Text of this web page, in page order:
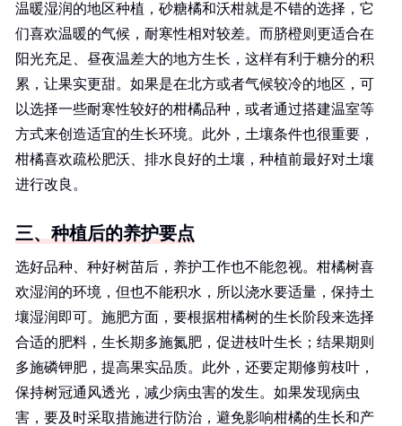
温暖湿润的地区种植，砂糖橘和沃柑就是不错的选择，它
们喜欢温暖的气候，耐寒性相对较差。而脐橙则更适合在
阳光充足、昼夜温差大的地方生长，这样有利于糖分的积
累，让果实更甜。如果是在北方或者气候较冷的地区，可
以选择一些耐寒性较好的柑橘品种，或者通过搭建温室等
方式来创造适宜的生长环境。此外，土壤条件也很重要，
柑橘喜欢疏松肥沃、排水良好的土壤，种植前最好对土壤
进行改良。
三、种植后的养护要点
选好品种、种好树苗后，养护工作也不能忽视。柑橘树喜
欢湿润的环境，但也不能积水，所以浇水要适量，保持土
壤湿润即可。施肥方面，要根据柑橘树的生长阶段来选择
合适的肥料，生长期多施氮肥，促进枝叶生长；结果期则
多施磷钾肥，提高果实品质。此外，还要定期修剪枝叶，
保持树冠通风透光，减少病虫害的发生。如果发现病虫
害，要及时采取措施进行防治，避免影响柑橘的生长和产